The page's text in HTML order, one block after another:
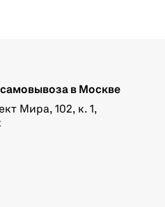
самовывоза в Москве
Мира, 102, к. 1,